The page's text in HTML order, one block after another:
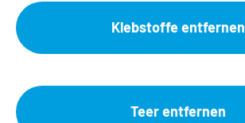
Klebstoffe entfernen
Teer entfernen